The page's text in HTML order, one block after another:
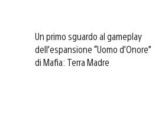
Un primo sguardo al gameplay
dell’espansione “Uomo d’Onore”
di Mafia: Terra Madre